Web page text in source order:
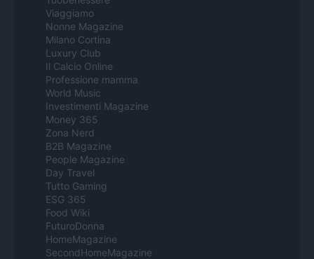
Viaggiamo
Nonne Magazine
Milano Cortina
Luxury Club
Il Calcio Online
Professione mamma
World Music
Investimenti Magazine
Money 365
Zona Nerd
B2B Magazine
People Magazine
Day Travel
Tutto Gaming
ESG 365
Food Wiki
FuturoDonna
HomeMagazine
SecondHomeMagazine